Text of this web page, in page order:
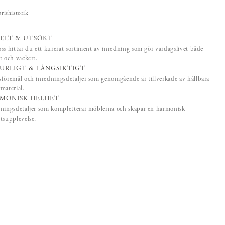
& UTSÖKT
hittar du ett kurerat sortiment av inredning som gör vardagslivet både
och vackert.
& LÅNGSIKTIGT
och inredningsdetaljer som genomgående är tillverkade av hållbara
HELHET
som kompletterar möblerna och skapar en harmonisk